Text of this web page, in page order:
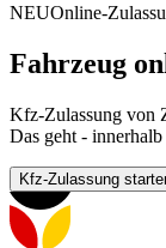
NEUOnline-
Fahrzeug
Kfz-Zulassung von
Das geht -
Kfz-Zulassung